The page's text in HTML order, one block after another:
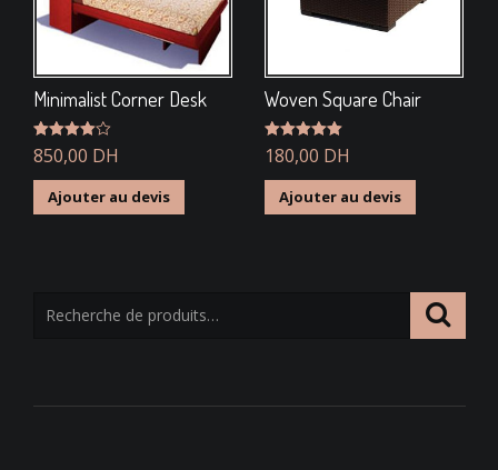
Minimalist Corner Desk
Note 4.00
sur 5
850,00 DH
Ajouter au devis
Woven Square Chair
Note 5.00
sur 5
180,00 DH
Ajouter au devis